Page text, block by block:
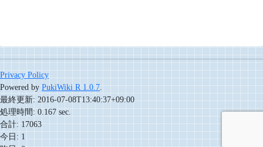
Privacy Policy
Powered by PukiWiki R 1.0.7.
最終更新: 2016-07-08T13:40:37+09:00
処理時間: 0.167 sec.
合計: 17063
今日: 1